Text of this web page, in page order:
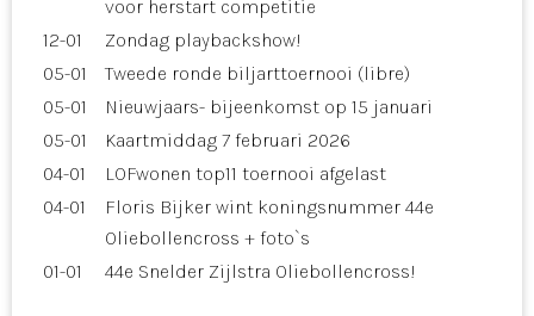
voor herstart competitie
12-01
Zondag playbackshow!
05-01
Tweede ronde biljarttoernooi (libre)
05-01
Nieuwjaars- bijeenkomst op 15 januari
05-01
Kaartmiddag 7 februari 2026
04-01
LOFwonen top11 toernooi afgelast
04-01
Floris Bijker wint koningsnummer 44e
Oliebollencross + foto`s
01-01
44e Snelder Zijlstra Oliebollencross!